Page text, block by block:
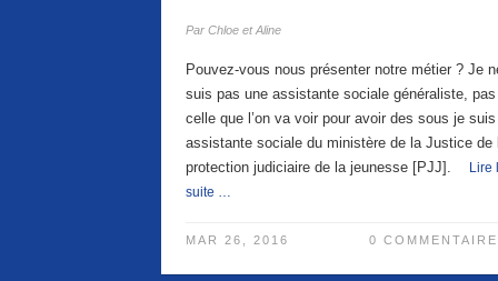
Par Chloe et Aline
Pouvez-vous nous présenter notre métier ? Je
suis pas une assistante sociale généraliste, pas
celle que l’on va voir pour avoir des sous je suis
assistante sociale du ministère de la Justice de
protection judiciaire de la jeunesse [PJJ].
Lire
suite …
MAR 26, 2016 0